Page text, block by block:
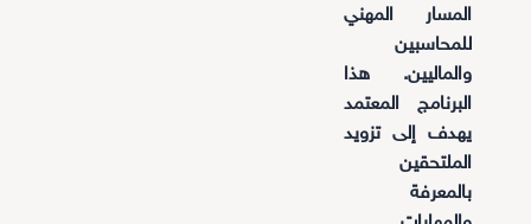
المسار المهني
للمحاسبين
والماليين. هذا
البرنامج المعتمد
يهدف إلى تزويد
الملتحقين
بالمعرفة